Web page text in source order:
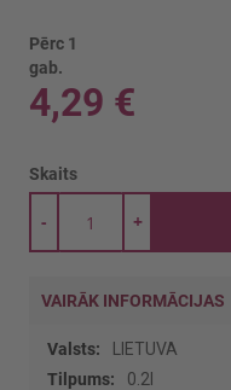
Pērc 1
gab.
4,29 €
Skaits
+
-
VAIRĀK INFORMĀCIJAS
Vairāk
informācijas
LIETUVA
0.2l